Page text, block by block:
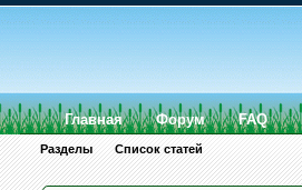
Главная Форум FAQ
Разделы Список статей